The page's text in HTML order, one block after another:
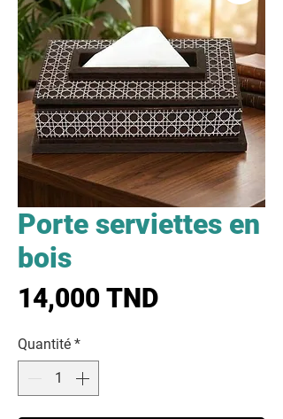
Porte serviettes en
bois
14,000 TNDPrix
Quantité *